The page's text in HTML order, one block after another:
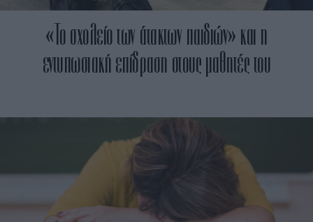
«Το σχολείο των άτακτων παιδιών» και η
εντυπωσιακή επίδραση στους μαθητές του